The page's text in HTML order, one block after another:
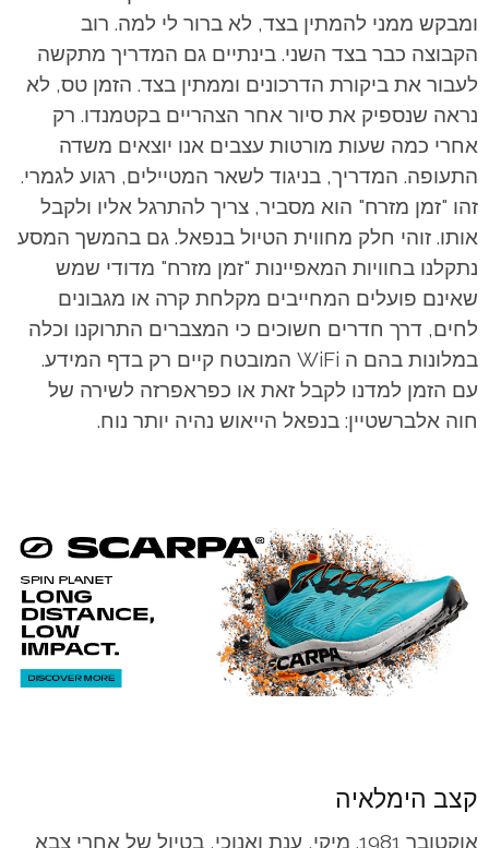
ומבקש ממני להמתין בצד, לא ברור לי למה. רוב
הקבוצה כבר בצד השני. בינתיים גם המדריך מתקשה
לעבור את ביקורת הדרכונים וממתין בצד. הזמן טס, לא
נראה שנספיק את סיור אחר הצהריים בקטמנדו. רק
אחרי כמה שעות מורטות עצבים אנו יוצאים משדה
התעופה. המדריך, בניגוד לשאר המטיילים, רגוע לגמרי.
זהו "זמן מזרח" הוא מסביר, צריך להתרגל אליו ולקבל
אותו. זוהי חלק מחווית הטיול בנפאל. גם בהמשך המסע
נתקלנו בחוויות המאפיינות "זמן מזרח" מדודי שמש
שאינם פועלים המחייבים מקלחת קרה או מגבונים
לחים, דרך חדרים חשוכים כי המצברים התרוקנו וכלה
במלונות בהם ה WiFi המובטח קיים רק בדף המידע.
עם הזמן למדנו לקבל זאת או כפראפרזה לשירה של
חוה אלברשטיין: בנפאל הייאוש נהיה יותר נוח.
קצב הימלאיה
אוקטובר 1981. מיקי, ענת ואנוכי, בטיול של אחרי צבא